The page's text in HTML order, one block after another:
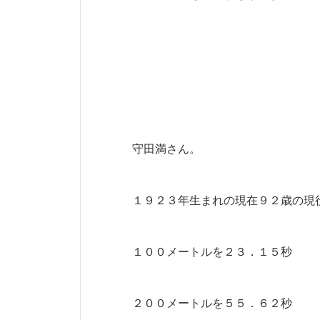
守田満さん。
１９２３年生まれの現在９２歳の現
１００メートルを２３．１５秒
２００メートルを５５．６２秒